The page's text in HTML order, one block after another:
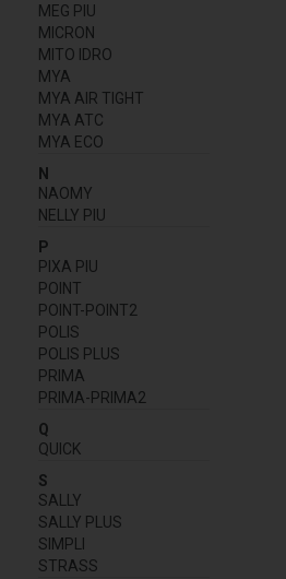
MEG PIU
MICRON
MITO IDRO
MYA
MYA AIR TIGHT
MYA ATC
MYA ECO
N
NAOMY
NELLY PIU
P
PIXA PIU
POINT
POINT-POINT2
POLIS
POLIS PLUS
PRIMA
PRIMA-PRIMA2
Q
QUICK
S
SALLY
SALLY PLUS
SIMPLI
STRASS